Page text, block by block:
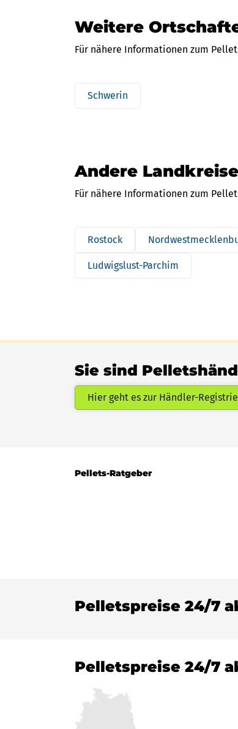
Weitere
Für nähere Informationen zum
Schwerin
Andere
Für nähere Informationen zum
Rostock
Ludwigslust-Parchim
Sie sind
Hier geht es zur Händler-
Pellets-Ratgeber
Pelletspreise 24/7
Pelletspreise 24/7